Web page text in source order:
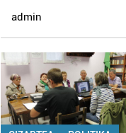
admin